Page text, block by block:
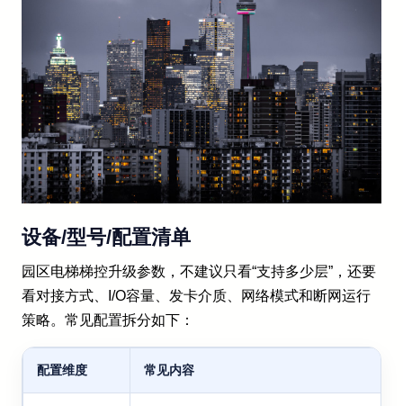
设备/型号/配置清单
园区电梯梯控升级参数，不建议只看“支持多少层”，还要
看对接方式、I/O容量、发卡介质、网络模式和断网运行
策略。常见配置拆分如下：
配置维度 常见内容